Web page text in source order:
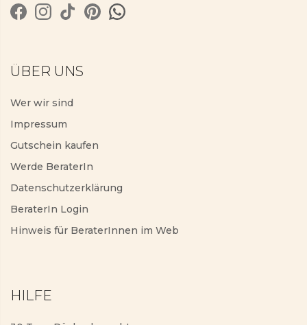
ÜBER UNS
Wer wir sind
Impressum
Gutschein kaufen
Werde BeraterIn
Datenschutzerklärung
BeraterIn Login
Hinweis für BeraterInnen im Web
HILFE